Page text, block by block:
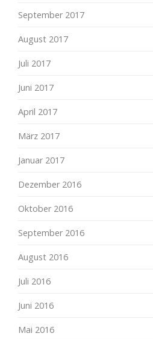
September 2017
August 2017
Juli 2017
Juni 2017
April 2017
März 2017
Januar 2017
Dezember 2016
Oktober 2016
September 2016
August 2016
Juli 2016
Juni 2016
Mai 2016